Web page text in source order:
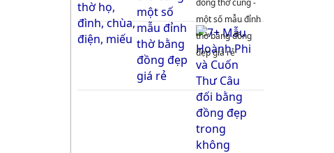
đồng thờ cúng -
một số mẫu đỉnh
thờ bằng đồng
đẹp giá rẻ